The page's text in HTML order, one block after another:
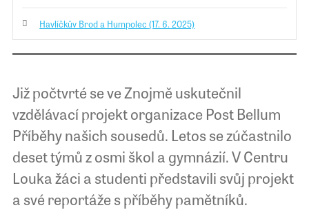
Havlíčkův Brod a Humpolec (17. 6. 2025)
Již počtvrté se ve Znojmě uskutečnil
vzdělávací projekt organizace Post Bellum
Příběhy našich sousedů. Letos se zúčastnilo
deset týmů z osmi škol a gymnázií. V Centru
Louka žáci a studenti představili svůj projekt
a své reportáže s příběhy pamětníků.